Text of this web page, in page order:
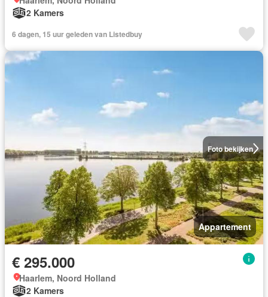
2 Kamers
6 dagen, 15 uur geleden van Listedbuy
Foto bekijken
Appartement
€ 295.000
Haarlem, Noord Holland
2 Kamers